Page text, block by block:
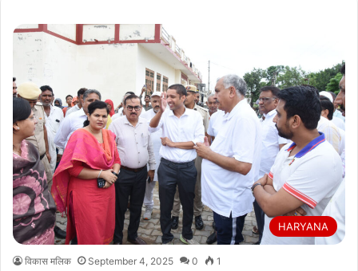
HARYANA
विकास मलिक September 4, 2025 0 1